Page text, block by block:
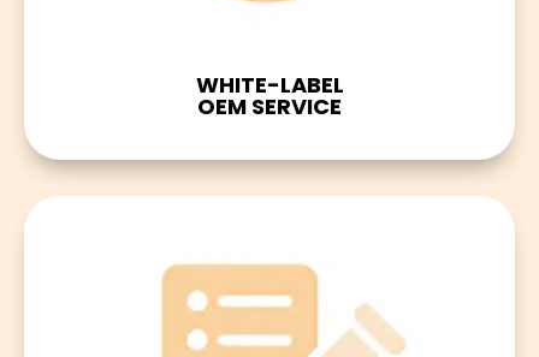
WHITE-LABEL
OEM SERVICE